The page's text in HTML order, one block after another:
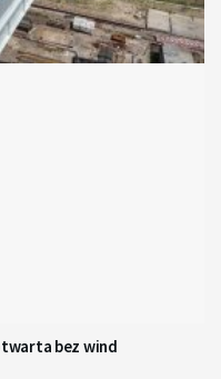
bez wind